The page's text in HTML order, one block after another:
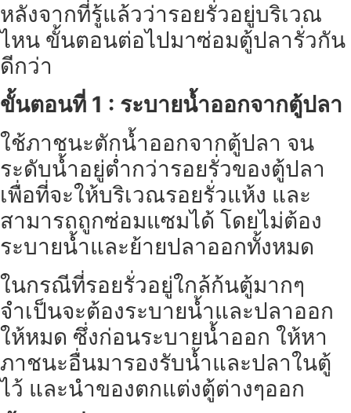
หลังจากที่รู้แล้วว่ารอยรั่วอยู่บริเวณ
ไหน ขั้นตอนต่อไปมาซ่อมตู้ปลารั่วกัน
ดีกว่า
ขั้นตอนที่ 1 : ระบายน้ำออกจากตู้ปลา
ใช้ภาชนะตักน้ำออกจากตู้ปลา จน
ระดับน้ำอยู่ต่ำกว่ารอยรั่วของตู้ปลา
เพื่อที่จะให้บริเวณรอยรั่วแห้ง และ
สามารถถูกซ่อมแซมได้ โดยไม่ต้อง
ระบายน้ำและย้ายปลาออกทั้งหมด
ในกรณีที่รอยรั่วอยู่ใกล้ก้นตู้มากๆ
จำเป็นจะต้องระบายน้ำและปลาออก
ให้หมด ซึ่งก่อนระบายน้ำออก ให้หา
ภาชนะอื่นมารองรับน้ำและปลาในตู้
ไว้ และนำของตกแต่งตู้ต่างๆออก